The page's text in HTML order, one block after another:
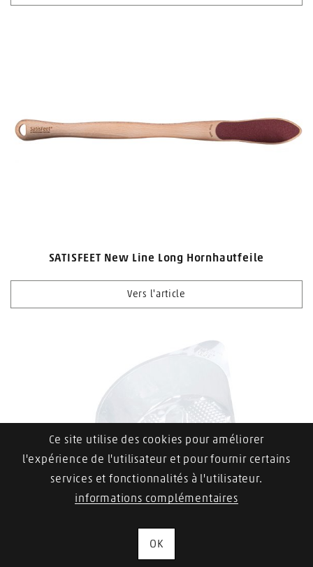
SATISFEET New Line Long Hornhautfeile
Vers l'article
KELLER «Clean» Einweg-Blisterliner
Ce site utilise des cookies pour améliorer
l'expérience de l'utilisateur et pour fournir certains
services et fonctionnalités à l'utilisateur.
informations complémentaires
OK